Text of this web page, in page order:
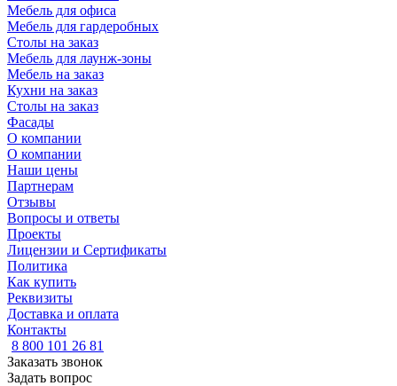
Мебель для офиса
Мебель для гардеробных
Столы на заказ
Мебель для лаунж-зоны
Мебель на заказ
Кухни на заказ
Столы на заказ
Фасады
О компании
О компании
Наши цены
Партнерам
Отзывы
Вопросы и ответы
Проекты
Лицензии и Сертификаты
Политика
Как купить
Реквизиты
Доставка и оплата
Контакты
8 800 101 26 81
Заказать звонок
Задать вопрос